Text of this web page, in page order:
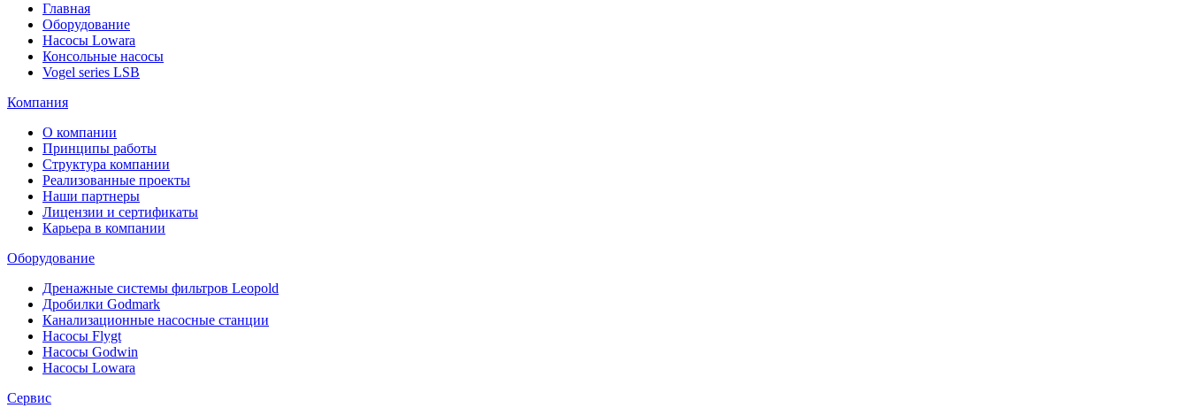
Главная
Оборудование
Насосы Lowara
Консольные насосы
Vogel series LSB
Компания
О компании
Принципы работы
Структура компании
Реализованные проекты
Наши партнеры
Лицензии и сертификаты
Карьера в компании
Оборудование
Дренажные системы фильтров Leopold
Дробилки Godmark
Канализационные насосные станции
Насосы Flygt
Насосы Godwin
Насосы Lowara
Сервис